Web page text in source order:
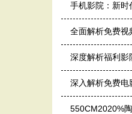
手机影院：新时
全面解析免费视
深度解析福利影
深入解析免费电
550CM2020%